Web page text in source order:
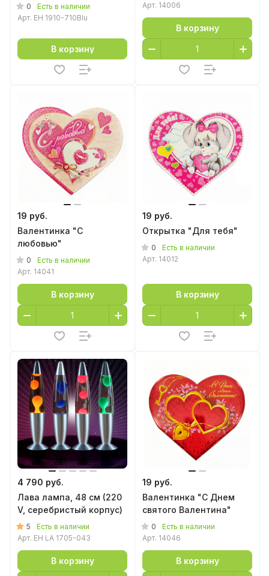
0
Есть в наличии
Арт. EH 1910-710Blu
В корзину
Арт. 14006
В корзину
19 руб.
Валентинка "С
любовью"
0
Есть в наличии
Арт. 14041
В корзину
19 руб.
Открытка "Для тебя"
0
Есть в наличии
Арт. 14012
В корзину
4 790 руб.
Лава лампа, 48 см (220
V, серебристый корпус)
5
Есть в наличии
Арт. EH LA 1705-043
В корзину
19 руб.
Валентинка "С Днем
святого Валентина"
0
Есть в наличии
Арт. 14046
В корзину